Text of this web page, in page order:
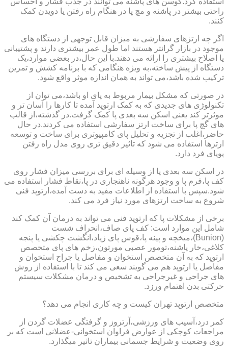
راحتی بیشتر در پاشنه و مچ پا در هنگام راه رفتن یا دویدن کمک
کنند.
اگر چه ارتزهای سفارشی به میزان قابل توجهی از دستگاه های
موجود در بازار گرانتر هستند اما طول عمر بیشتری دارند و پشتیبانی
یا اصلاح بیشتری را ارائه می دهند.با این حال،در بعضی موارد،یک
دستگاه از پیش ساخته،به ویژه هنگامی که با برنامه کشش و تمرین
ترکیب شده باشد،می تواند به همان اندازه موثر واقع شود.
در صورتی که مشکل بیمار مربوط به پای او باشد،می توان از
تکنولوژی های جدیدی که به کمک ارتوپد آمده تا کارها را آسان تر و
موثرتر کند یعنی اسکن سه بعدی پا کمک گرفت.در گذشته،از قالب
های گچ پا برای ساخت ارتز سفارشی استفاده می کردند.در حال
حاضر،اغلب از تجزیه و تحلیل پای کامپیوتری برای ساخت و توسعه
ارتزها استفاده می شود که تاثیر دقیق تری روی مدل راه رفتن
پویای فرد دارد.
در اسکن سه بعدی پا از وسیله ای برای بررسی میزان فشار روی
کف پا،فرم پا و وجود هرگونه ناهنجاری در پا،نقاط فشار استفاده می
شود.سپس با استفاده از اطلاعات مفید به دست آمده،ارتوپد فنی
شروع به ساخت ارتزهای مورد نیاز فرد می کند.
برخی از مشکلات پا که ارتوپد فنی می تواند به درمان آن کمک کند
شامل این موارد است: کف پای صاف،انحراف شست
(Bunion)،میخچه و پینه پا،قوس پای زیاد،انگشت چکشی یا پنجه
کلاغی،خار پاشنه،تومور عصبی مورتون،زخم های پای متخصص
ارتوپد که به آن متخصص استخوان و مفاصل یا جراح استخوان و
مفاصل یا ارتوپد هم می گویند سعی می کند تا با استفاده از روش
های جراحی و غیرجراحی به تشخیص و درمان مشکلات سیستم
حرکتی بدن اهتمام ورزد.
متخصص ارتوپد تهران کیست و چه کاری انجام می دهد؟
کمر درد،آسیب های ورزشی،آرتروز و گرفتگی عضلات گردن از
مراجعات کوچکی از عوارض فراوان استخوانی-عضلانی است که بر
روی وضعیت و شرایط جسمانی بیماران تاثیر میگذارد.